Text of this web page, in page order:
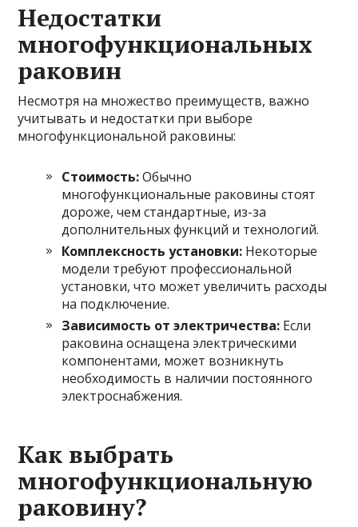
Недостатки
многофункциональных
раковин
Несмотря на множество преимуществ, важно
учитывать и недостатки при выборе
многофункциональной раковины:
Стоимость:Обычно
многофункциональные раковины стоят
дороже, чем стандартные, из-за
дополнительных функций и технологий.
Комплексность установки: Некоторые
модели требуют профессиональной
установки, что может увеличить расходы
на подключение.
Зависимость от электричества: Если
раковина оснащена электрическими
компонентами, может возникнуть
необходимость в наличии постоянного
электроснабжения.
Как выбрать
многофункциональную
раковину?